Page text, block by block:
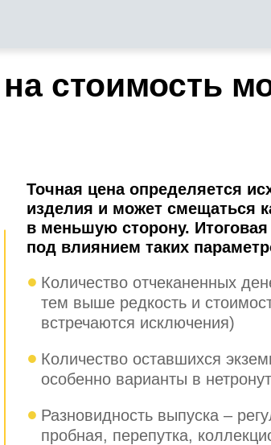
стоимость
Точная цена определяется
изделия и может смещаться
в меньшую сторону.
под влиянием таких
Количество отчеканенных
тем выше редкость и
встречаются исключения)
Количество оставшихся
особенно варианты в
Разновидность выпуска –
пробная, перепутка,